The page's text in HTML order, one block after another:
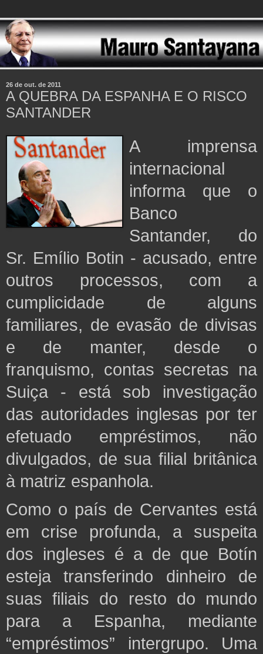
26 de out. de 2011
A QUEBRA DA ESPANHA E O RISCO
SANTANDER
A imprensa
internacional
informa que o
Banco
Santander, do
Sr. Emílio Botin - acusado, entre
outros processos, com a
cumplicidade de alguns
familiares, de evasão de divisas
e de manter, desde o
franquismo, contas secretas na
Suiça - está sob investigação
das autoridades inglesas por ter
efetuado empréstimos, não
divulgados, de sua filial britânica
à matriz espanhola.
Como o país de Cervantes está
em crise profunda, a suspeita
dos ingleses é a de que Botín
esteja transferindo dinheiro de
suas filiais do resto do mundo
para a Espanha, mediante
“empréstimos” intergrupo.
Uma